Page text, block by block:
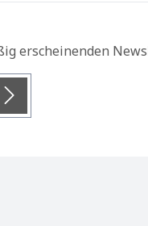
erscheinenden